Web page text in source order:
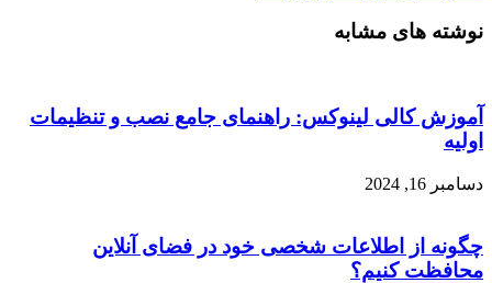
نوشته های مشابه
آموزش کالی لینوکس: راهنمای جامع نصب و تنظیمات
اولیه
دسامبر 16, 2024
چگونه از اطلاعات شخصی خود در فضای آنلاین
محافظت کنیم؟